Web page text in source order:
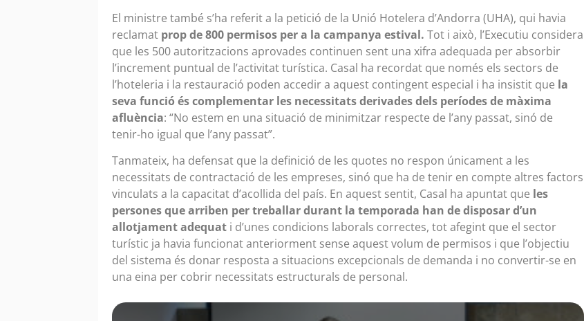
El ministre també s’ha referit a la petició de la Unió Hotelera d’Andorra (UHA), qui havia
reclamat prop de 800 permisos per a la campanya estival. Tot i això, l’Executiu considera
que les 500 autoritzacions aprovades continuen sent una xifra adequada per absorbir
l’increment puntual de l’activitat turística. Casal ha recordat que només els sectors de
l’hoteleria i la restauració poden accedir a aquest contingent especial i ha insistit que la
seva funció és complementar les necessitats derivades dels períodes de màxima
afluència: “No estem en una situació de minimitzar respecte de l’any passat, sinó de
tenir-ho igual que l’any passat”.
Tanmateix, ha defensat que la definició de les quotes no respon únicament a les
necessitats de contractació de les empreses, sinó que ha de tenir en compte altres factors
vinculats a la capacitat d’acollida del país. En aquest sentit, Casal ha apuntat que les
persones que arriben per treballar durant la temporada han de disposar d’un
allotjament adequat i d’unes condicions laborals correctes, tot afegint que el sector
turístic ja havia funcionat anteriorment sense aquest volum de permisos i que l’objectiu
del sistema és donar resposta a situacions excepcionals de demanda i no convertir-se en
una eina per cobrir necessitats estructurals de personal.